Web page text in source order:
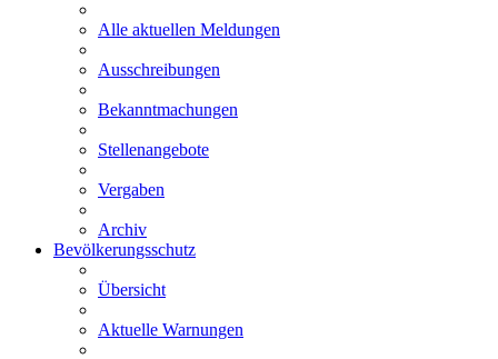
Alle aktuellen Meldungen
Ausschreibungen
Bekanntmachungen
Stellenangebote
Vergaben
Archiv
Bevölkerungsschutz
Übersicht
Aktuelle Warnungen